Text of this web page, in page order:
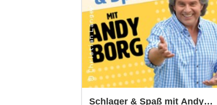
Schlager & Spaß mit Andy